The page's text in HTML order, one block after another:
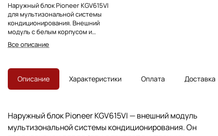
Наружный блок Pioneer KGV615VI
для мультизональной системы
кондиционирования. Внешний
модуль с белым корпусом и
сервисным доступом к
основным узлам.
Все описание
Описание Характеристики Оплата Доставка
Наружный блок Pioneer KGV615VI — внешний модуль
мультизональной системы кондиционирования. Он